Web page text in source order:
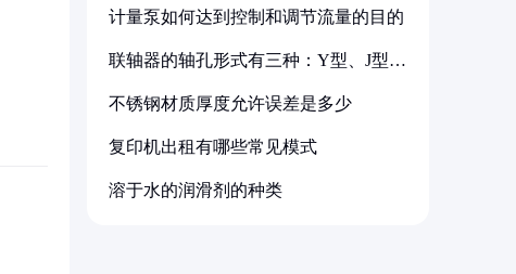
计量泵如何达到控制和调节流量的目的
联轴器的轴孔形式有三种：Y型、J型、
不锈钢材质厚度允许误差是多少
复印机出租有哪些常见模式
溶于水的润滑剂的种类